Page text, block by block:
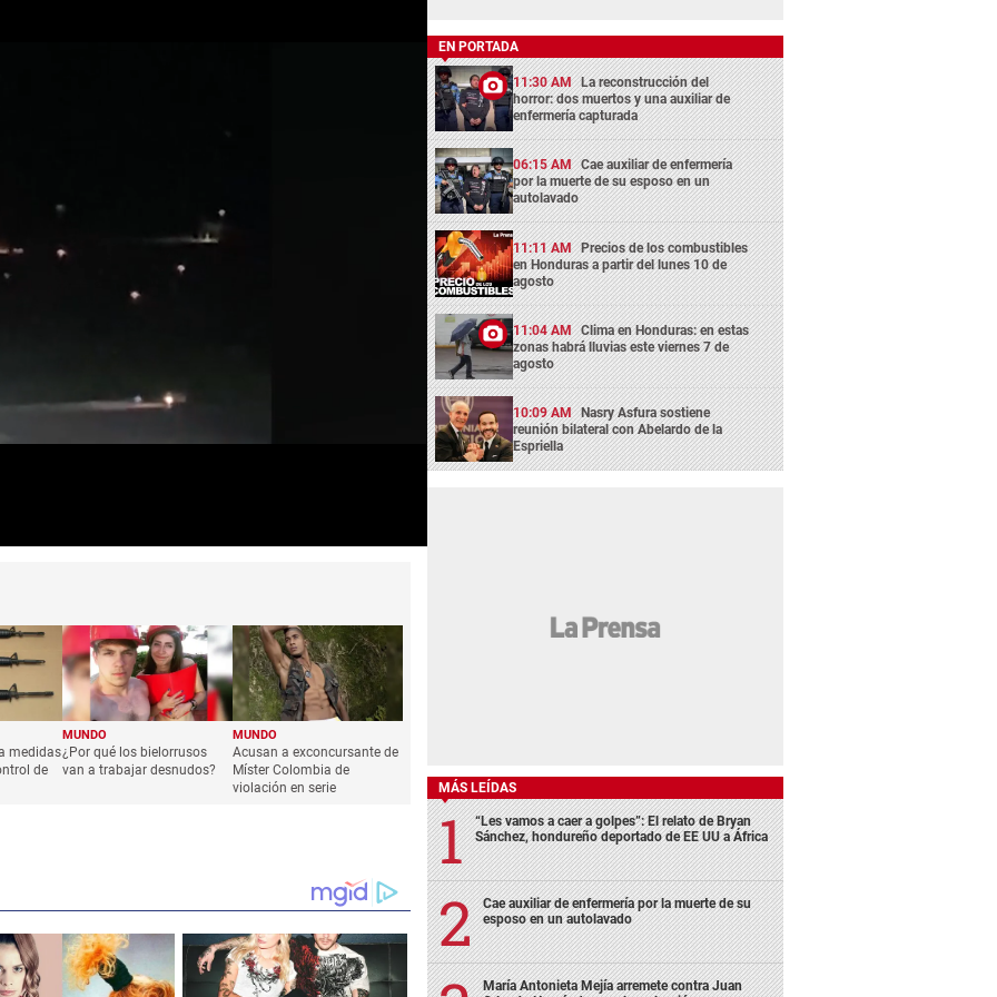
medidas
de
MUNDO
¿Por qué los bielorrusos
van a trabajar desnudos?
MUNDO
Acusan a exconcursante de
Míster Colombia de
violación en serie
EN PORTADA
11:30 AM La reconstrucción del
horror: dos muertos y una auxiliar de
enfermería capturada
06:15 AM Cae auxiliar de enfermería
por la muerte de su esposo en un
autolavado
11:11 AM Precios de los combustibles
en Honduras a partir del lunes 10 de
agosto
11:04 AM Clima en Honduras: en estas
zonas habrá lluvias este viernes 7 de
agosto
10:09 AM Nasry Asfura sostiene
reunión bilateral con Abelardo de la
Espriella
MÁS LEÍDAS
“Les vamos a caer a golpes”: El relato de Bryan
Sánchez, hondureño deportado de EE UU a África
Cae auxiliar de enfermería por la muerte de su
esposo en un autolavado
María Antonieta Mejía arremete contra Juan